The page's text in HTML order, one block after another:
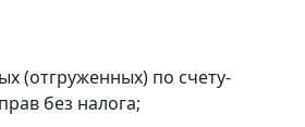
(отгруженных) по счету-
без налога;